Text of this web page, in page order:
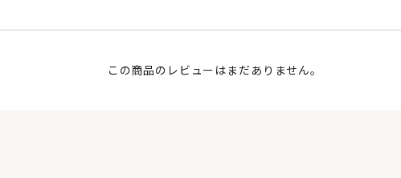
この商品のレビューはまだありません。